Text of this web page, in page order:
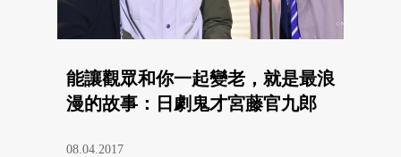
能讓觀眾和你一起變老，就是最浪
漫的故事：日劇鬼才宮藤官九郎
08.04.2017